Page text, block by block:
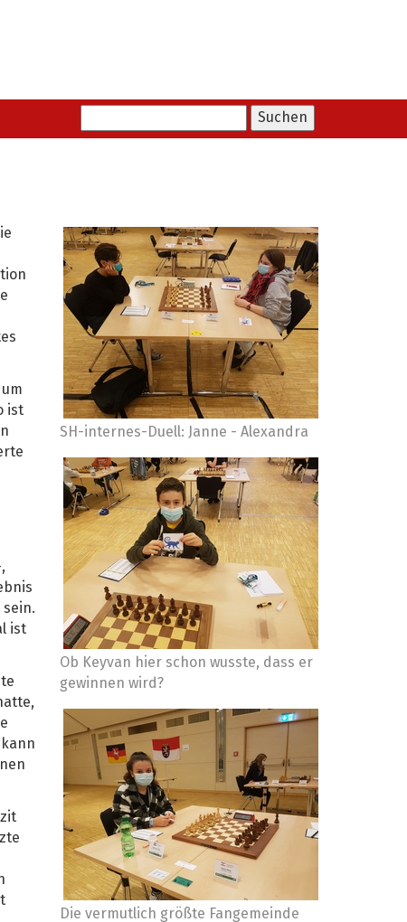
SH-internes-Duell: Janne - Alexandra
Ob Keyvan hier schon wusste, dass er
gewinnen wird?
Die vermutlich größte Fangemeinde
ist
sein.
ist